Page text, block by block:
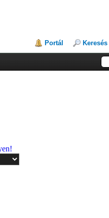
Portál Keresés